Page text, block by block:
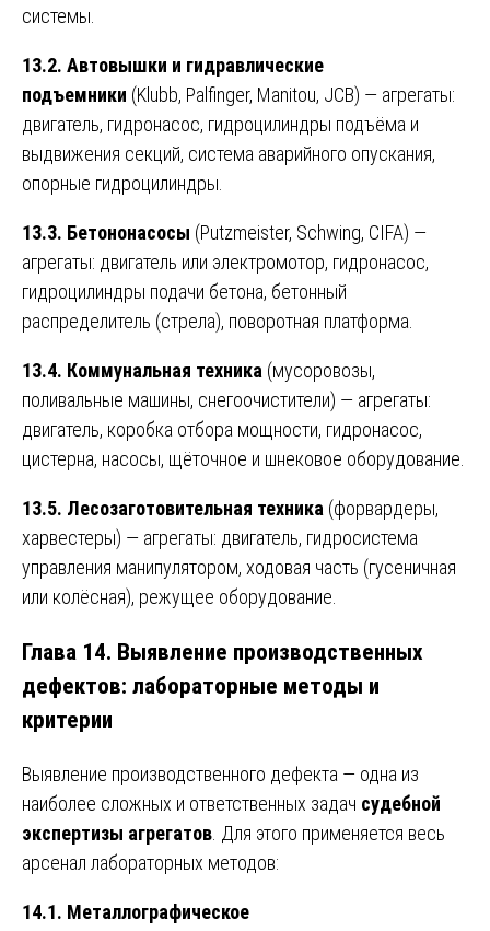
системы.
13.2. Автовышки и гидравлические
подъемники (Klubb, Palfinger, Manitou, JCB) — агрегаты:
двигатель, гидронасос, гидроцилиндры подъёма и
выдвижения секций, система аварийного опускания,
опорные гидроцилиндры.
13.3. Бетононасосы (Putzmeister, Schwing, CIFA) —
агрегаты: двигатель или электромотор, гидронасос,
гидроцилиндры подачи бетона, бетонный
распределитель (стрела), поворотная платформа.
13.4. Коммунальная техника (мусоровозы,
поливальные машины, снегоочистители) — агрегаты:
двигатель, коробка отбора мощности, гидронасос,
цистерна, насосы, щёточное и шнековое оборудование.
13.5. Лесозаготовительная техника (форвардеры,
харвестеры) — агрегаты: двигатель, гидросистема
управления манипулятором, ходовая часть (гусеничная
или колёсная), режущее оборудование.
Глава 14. Выявление производственных
дефектов: лабораторные методы и
критерии
Выявление производственного дефекта — одна из
наиболее сложных и ответственных задач судебной
экспертизы агрегатов . Для этого применяется весь
арсенал лабораторных методов:
14.1. Металлографическое